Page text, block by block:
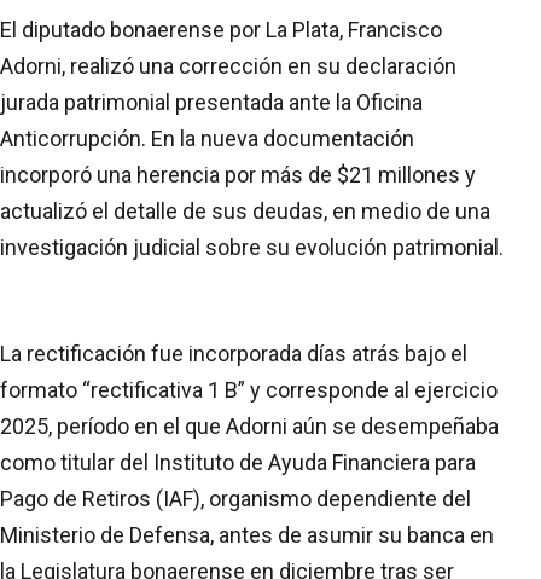
El diputado bonaerense por La Plata, Francisco
Adorni, realizó una corrección en su declaración
jurada patrimonial presentada ante la Oficina
Anticorrupción. En la nueva documentación
incorporó una herencia por más de $21 millones y
actualizó el detalle de sus deudas, en medio de una
investigación judicial sobre su evolución patrimonial.
La rectificación fue incorporada días atrás bajo el
formato “rectificativa 1 B” y corresponde al ejercicio
2025, período en el que Adorni aún se desempeñaba
como titular del Instituto de Ayuda Financiera para
Pago de Retiros (IAF), organismo dependiente del
Ministerio de Defensa, antes de asumir su banca en
la Legislatura bonaerense en diciembre tras ser